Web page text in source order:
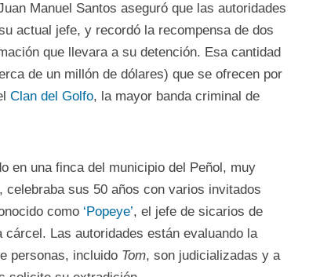
Manuel Santos aseguró que las autoridades
actual jefe, y recordó la recompensa de dos
que llevara a su detención. Esa cantidad
de un millón de dólares) que se ofrecen por
Clan del Golfo, la mayor banda criminal de
en una finca del municipio del Peñol, muy
sus 50 años con varios invitados
como ‘Popeye’, el jefe de sicarios de
cárcel. Las autoridades están evaluando la
personas, incluido Tom, son judicializadas y a